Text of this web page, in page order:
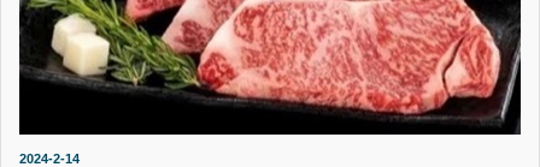
2024-2-14